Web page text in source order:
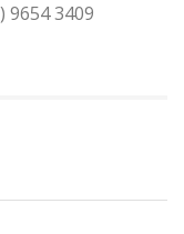
9654 3409